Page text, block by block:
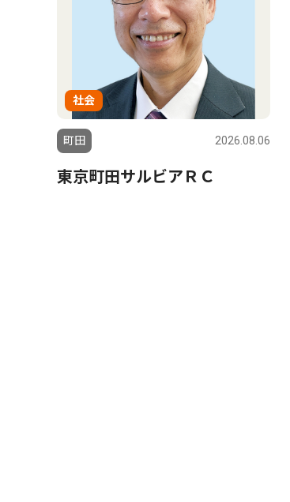
社会
町田 2026.08.06
東京町田サルビアＲＣ